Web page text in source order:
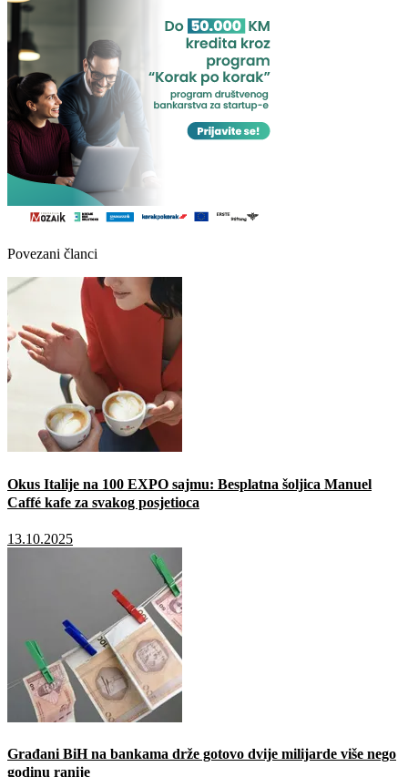
Povezani članci
Okus Italije na 100 EXPO sajmu: Besplatna šoljica Manuel
Caffé kafe za svakog posjetioca
13.10.2025
Građani BiH na bankama drže gotovo dvije milijarde više nego
godinu ranije